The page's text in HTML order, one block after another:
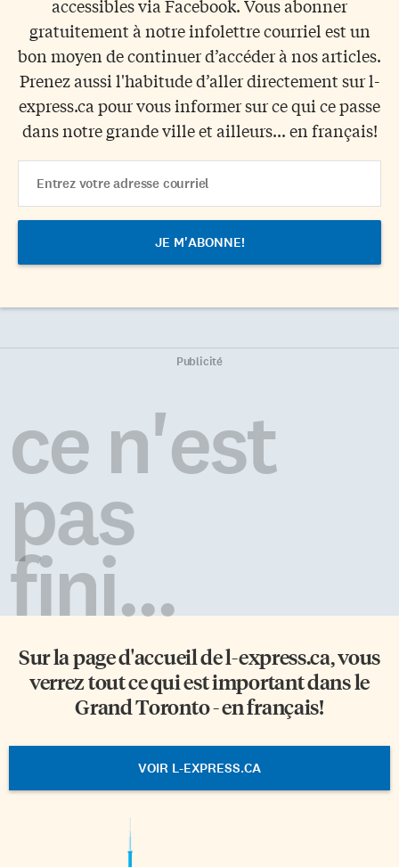
accessibles via Facebook. Vous abonner
gratuitement à notre infolettre courriel est un
bon moyen de continuer d’accéder à nos articles.
Prenez aussi l'habitude d’aller directement sur l-
express.ca pour vous informer sur ce qui ce passe
dans notre grande ville et ailleurs... en français!
Address
Publicité
ce n'est
pas
fini...
Sur la page d'accueil del-express.ca, vous
verrez tout ce qui est important dans le
Grand Toronto - en français!
VOIR L-EXPRESS.CA